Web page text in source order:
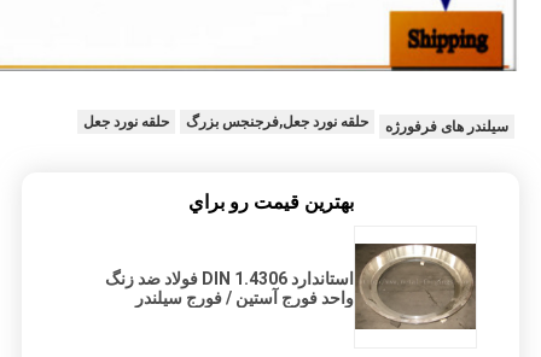
سیلندر های فرفورژه حلقه نورد جعل,فرجنجس بزرگ حلقه نورد جعل
بهترين قيمت رو براي
استاندارد DIN 1.4306 فولاد ضد زنگ
واحد فورج آستین / فورج سیلندر